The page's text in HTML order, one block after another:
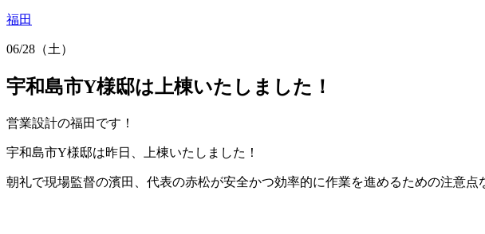
福田
06/28（土）
宇和島市Y様邸は上棟いたしました！
営業設計の福田です！
宇和島市Y様邸は昨日、上棟いたしました！
朝礼で現場監督の濱田、代表の赤松が安全かつ効率的に作業を進めるための注意